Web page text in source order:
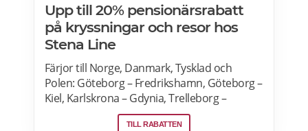
Upp till 20% pensionärsrabatt
på kryssningar och resor hos
Stena Line
Färjor till Norge, Danmark, Tysklad och
Polen: Göteborg – Fredrikshamn, Göteborg –
Kiel, Karlskrona – Gdynia, Trelleborg –
Rostock, Nynäshamn – Ventspils. Se senaste
TILL RABATTEN